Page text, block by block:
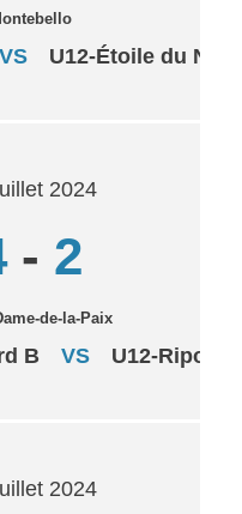
VS U12-Étoile du
2024
- 2
de-la-Paix
B VS U12-Ripon-2
2024